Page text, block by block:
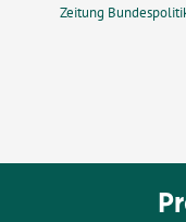
Zeitung